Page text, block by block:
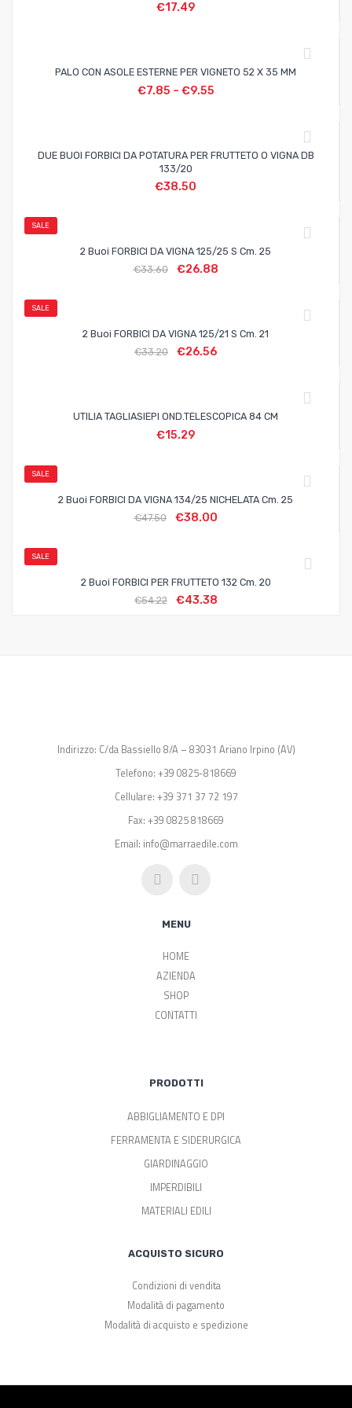
€17.49
PALO CON ASOLE ESTERNE PER VIGNETO 52 X 35 MM
€7.85 – €9.55
DUE BUOI FORBICI DA POTATURA PER FRUTTETO O VIGNA DB
133/20
€38.50
SALE
2 Buoi FORBICI DA VIGNA 125/25 S Cm. 25
€33.60 €26.88
SALE
2 Buoi FORBICI DA VIGNA 125/21 S Cm. 21
€33.20 €26.56
UTILIA TAGLIASIEPI OND.TELESCOPICA 84 CM
€15.29
SALE
2 Buoi FORBICI DA VIGNA 134/25 NICHELATA Cm. 25
€47.50 €38.00
SALE
2 Buoi FORBICI PER FRUTTETO 132 Cm. 20
€54.22 €43.38
Indirizzo: C/da Bassiello 8/A – 83031 Ariano Irpino (AV)
Telefono: +39 0825-818669
Cellulare: +39 371 37 72 197
Fax: +39 0825 818669
Email: info@marraedile.com
MENU
HOME
AZIENDA
SHOP
CONTATTI
PRODOTTI
ABBIGLIAMENTO E DPI
FERRAMENTA E SIDERURGICA
GIARDINAGGIO
IMPERDIBILI
MATERIALI EDILI
ACQUISTO SICURO
Condizioni di vendita
Modalità di pagamento
Modalità di acquisto e spedizione